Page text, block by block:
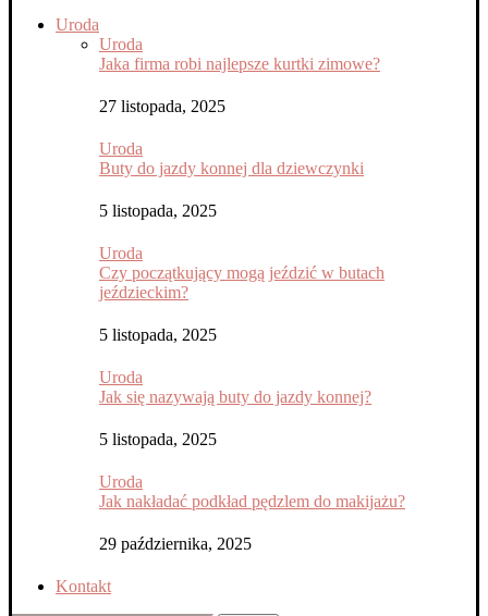
Uroda
Uroda
Jaka firma robi najlepsze kurtki zimowe?
27 listopada, 2025
Uroda
Buty do jazdy konnej dla dziewczynki
5 listopada, 2025
Uroda
Czy początkujący mogą jeździć w butach
jeździeckim?
5 listopada, 2025
Uroda
Jak się nazywają buty do jazdy konnej?
5 listopada, 2025
Uroda
Jak nakładać podkład pędzlem do makijażu?
29 października, 2025
Kontakt